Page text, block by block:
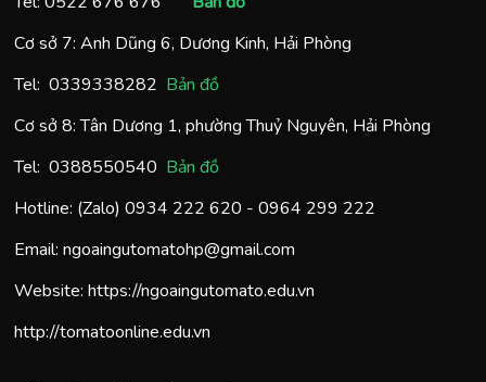
Cơ sở 7: Anh Dũng 6, Dương Kinh, Hải Phòng
Tel: 0339338282 Bản đồ
Cơ sở 8: Tân Dương 1, phường Thuỷ Nguyên, Hải Phòng
Tel: 0388550540 Bản đồ
Hotline: (Zalo) 0934 222 620 - 0964 299 222
Email: ngoaingutomatohp@gmail.com
Website: https://ngoaingutomato.edu.vn
http://tomatoonline.edu.vn